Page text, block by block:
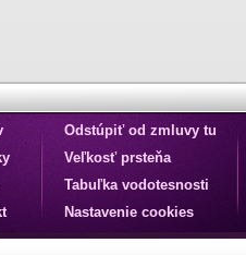
Odstúpiť od zmluvy tu
Veľkosť prsteňa
Tabuľka vodotesnosti
Nastavenie cookies